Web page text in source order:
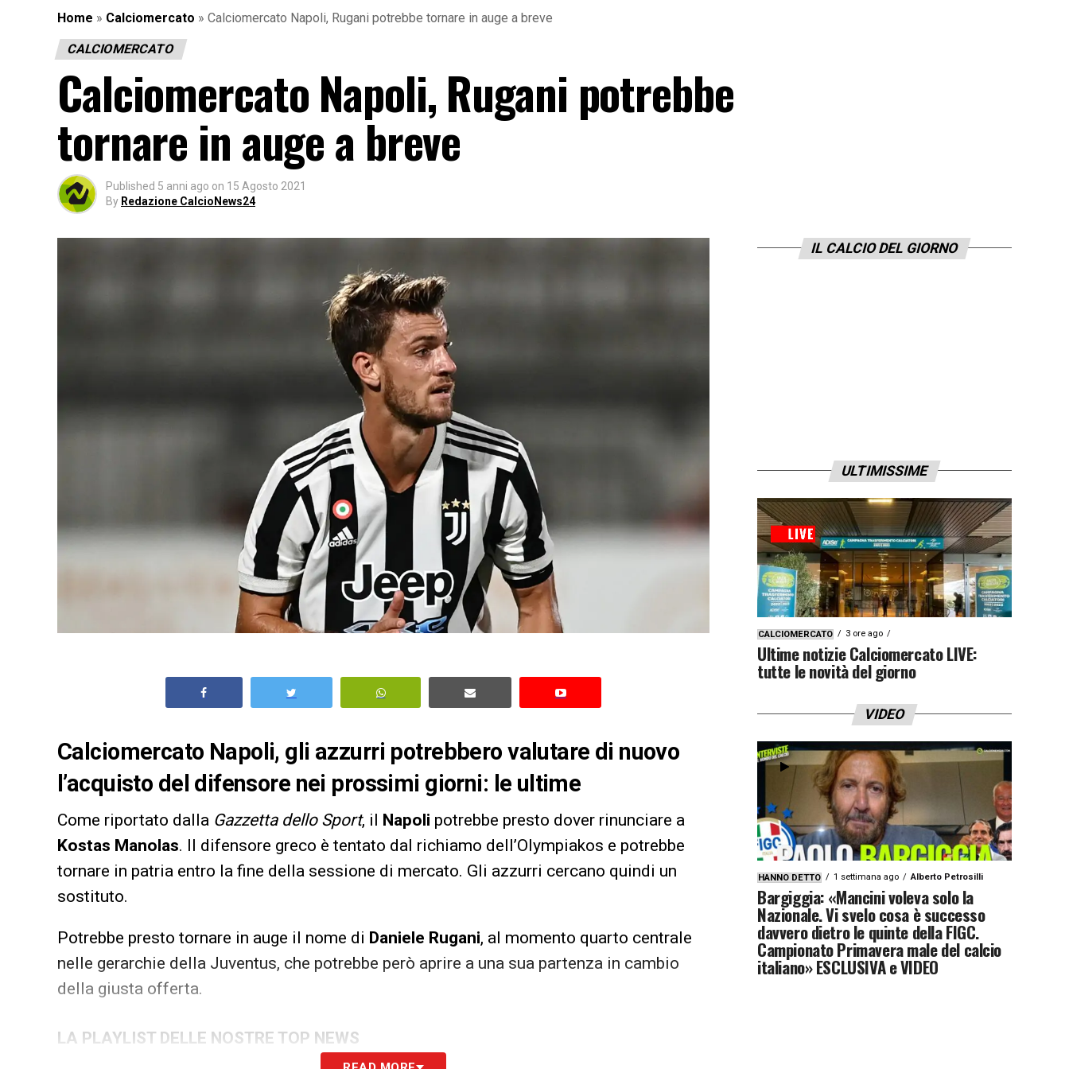
Home » Calciomercato » Calciomercato Napoli, Rugani potrebbe tornare in auge a breve
CALCIOMERCATO
Calciomercato Napoli, Rugani potrebbe
tornare in auge a breve
Published 5 anni ago on 15 Agosto 2021
By Redazione CalcioNews24
Calciomercato Napoli, gli azzurri potrebbero valutare di nuovo
l’acquisto del difensore nei prossimi giorni: le ultime
Come riportato dalla Gazzetta dello Sport, il Napoli potrebbe presto dover rinunciare a
Kostas Manolas. Il difensore greco è tentato dal richiamo dell’Olympiakos e potrebbe
tornare in patria entro la fine della sessione di mercato. Gli azzurri cercano quindi un
sostituto.
Potrebbe presto tornare in auge il nome di Daniele Rugani, al momento quarto centrale
nelle gerarchie della Juventus, che potrebbe però aprire a una sua partenza in cambio
della giusta offerta.
LA PLAYLIST DELLE NOSTRE TOP NEWS
IL CALCIO DEL GIORNO
ULTIMISSIME
CALCIOMERCATO 3 ore ago
Ultime notizie Calciomercato LIVE:
tutte le novità del giorno
VIDEO
HANNO DETTO 1 settimana ago Alberto Petrosilli
Bargiggia: «Mancini voleva solo la
Nazionale. Vi svelo cosa è successo
davvero dietro le quinte della FIGC.
Campionato Primavera male del calcio
italiano» ESCLUSIVA e VIDEO